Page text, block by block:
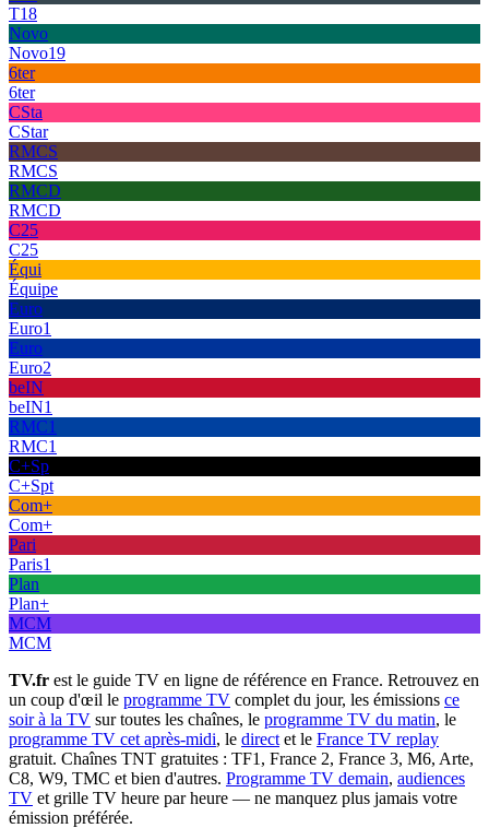
T18
Novo
Novo19
6ter
6ter
CSta
CStar
RMCS
RMCS
RMCD
RMCD
C25
C25
Équi
Équipe
Euro
Euro1
Euro
Euro2
beIN
beIN1
RMC1
RMC1
C+Sp
C+Spt
Com+
Com+
Pari
Paris1
Plan
Plan+
MCM
MCM
TV.fr est le guide TV en ligne de référence en France. Retrouvez en
un coup d'œil le programme TV complet du jour, les émissions ce
soir à la TV sur toutes les chaînes, le programme TV du matin, le
programme TV cet après-midi, le direct et le France TV replay
gratuit. Chaînes TNT gratuites : TF1, France 2, France 3, M6, Arte,
C8, W9, TMC et bien d'autres. Programme TV demain, audiences
TV et grille TV heure par heure — ne manquez plus jamais votre
émission préférée.